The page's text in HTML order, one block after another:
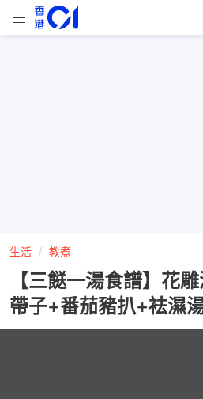
生活 教煮
【三餸一湯食譜】花
帶子+番茄豬扒+袪濕